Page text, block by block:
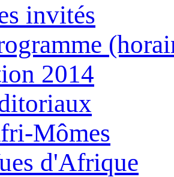
invités
2014
Mômes
d'Afrique